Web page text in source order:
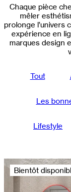
Chaque pièce
mêler
prolonge l’univers
expérience en
marques design
Tout
Les
Lifestyle
Bientôt